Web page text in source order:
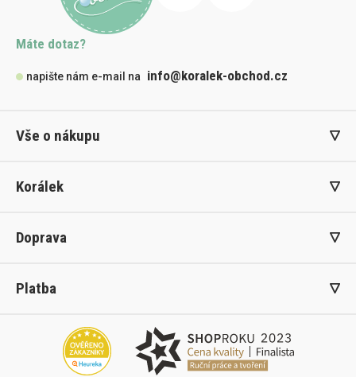
Máte dotaz?
napište nám e-mail na info@koralek-obchod.cz
Vše o nákupu
Korálek
Doprava
Platba